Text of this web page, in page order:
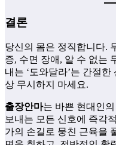
결론
당신의 몸은 정직합니다.
증, 수면 장애, 알 수 없는
내는 ‘도와달라’는 간절
상 무시하지 마세요.
출장안마는 바쁜 현대인
보내는 모든 신호에 즉각
가의 손길로 뭉친 근육을